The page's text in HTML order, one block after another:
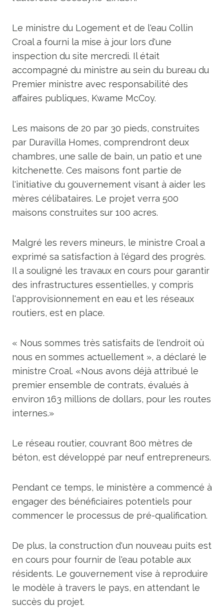
Le ministre du Logement et de l'eau Collin
Croal a fourni la mise à jour lors d'une
inspection du site mercredi. Il était
accompagné du ministre au sein du bureau du
Premier ministre avec responsabilité des
affaires publiques, Kwame McCoy.
Les maisons de 20 par 30 pieds, construites
par Duravilla Homes, comprendront deux
chambres, une salle de bain, un patio et une
kitchenette. Ces maisons font partie de
l'initiative du gouvernement visant à aider les
mères célibataires. Le projet verra 500
maisons construites sur 100 acres.
Malgré les revers mineurs, le ministre Croal a
exprimé sa satisfaction à l'égard des progrès.
Il a souligné les travaux en cours pour garantir
des infrastructures essentielles, y compris
l'approvisionnement en eau et les réseaux
routiers, est en place.
« Nous sommes très satisfaits de l'endroit où
nous en sommes actuellement », a déclaré le
ministre Croal. «Nous avons déjà attribué le
premier ensemble de contrats, évalués à
environ 163 millions de dollars, pour les routes
internes.»
Le réseau routier, couvrant 800 mètres de
béton, est développé par neuf entrepreneurs.
Pendant ce temps, le ministère a commencé à
engager des bénéficiaires potentiels pour
commencer le processus de pré-qualification.
De plus, la construction d'un nouveau puits est
en cours pour fournir de l'eau potable aux
résidents. Le gouvernement vise à reproduire
le modèle à travers le pays, en attendant le
succès du projet.